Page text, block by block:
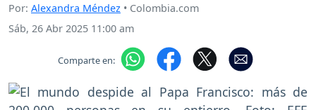
Por: Alexandra Méndez • Colombia.com
Sáb, 26 Abr 2025 11:00 am
Comparte en: